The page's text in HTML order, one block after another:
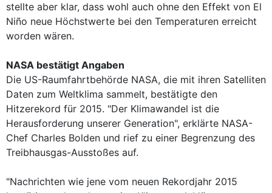
stellte aber klar, dass wohl auch ohne den Effekt von El
Niño neue Höchstwerte bei den Temperaturen erreicht
worden wären.
NASA bestätigt Angaben
Die US-Raumfahrtbehörde NASA, die mit ihren Satelliten
Daten zum Weltklima sammelt, bestätigte den
Hitzerekord für 2015. "Der Klimawandel ist die
Herausforderung unserer Generation", erklärte NASA-
Chef Charles Bolden und rief zu einer Begrenzung des
Treibhausgas-Ausstoßes auf.
"Nachrichten wie jene vom neuen Rekordjahr 2015